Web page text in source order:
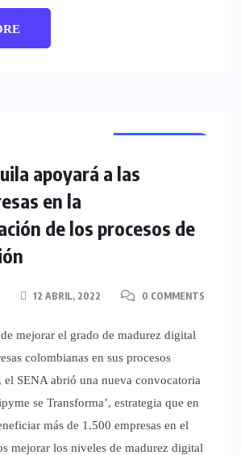
apoyará a las
en la
de los procesos de
12 ABRIL, 2022 0 COMMENTS
mejorar el grado de madurez digital
colombianas en sus procesos
el SENA abrió una nueva convocatoria
se Transforma’, estrategia que en
más de 1.500 empresas en el
mejorar los niveles de madurez digital